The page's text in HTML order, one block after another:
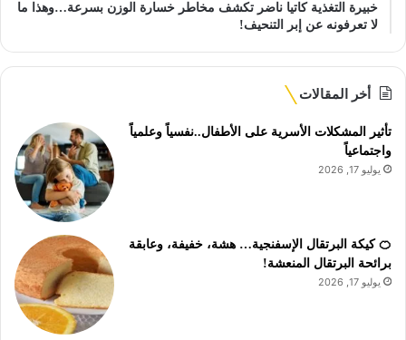
خبيرة التغذية كاتيا ناضر تكشف مخاطر خسارة الوزن بسرعة…وهذا ما
لا تعرفونه عن إبر التنحيف!
أخر المقالات
تأثير المشكلات الأسرية على الأطفال..نفسياً وعلمياً
واجتماعياً
يوليو 17, 2026
🍊 كيكة البرتقال الإسفنجية… هشة، خفيفة، وعابقة
برائحة البرتقال المنعشة!
يوليو 17, 2026